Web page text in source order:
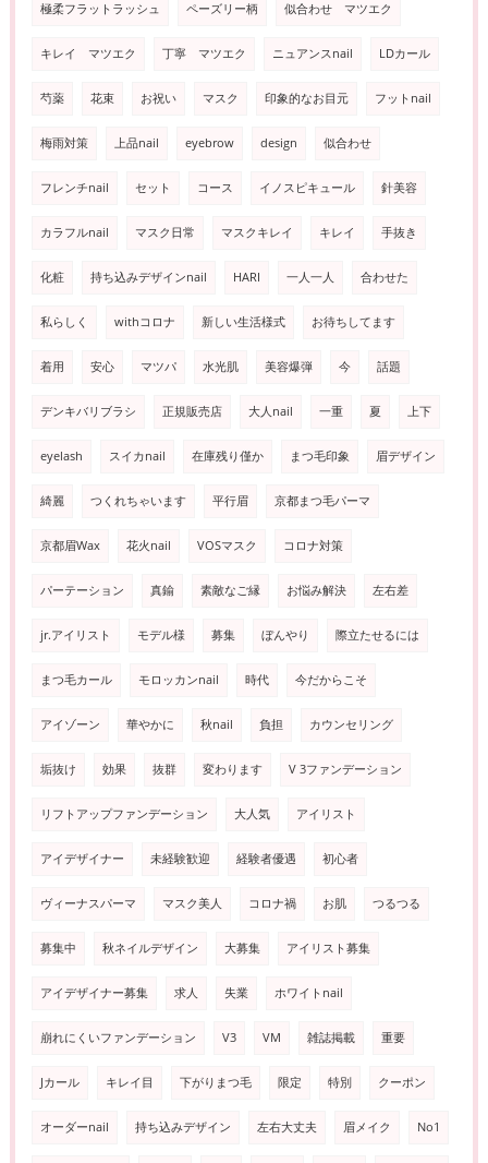
極柔フラットラッシュ ペーズリー柄 似合わせ マツエク
キレイ マツエク 丁寧 マツエク ニュアンスnail LDカール
芍薬 花束 お祝い マスク 印象的なお目元 フットnail
梅雨対策 上品nail eyebrow design 似合わせ
フレンチnail セット コース イノスピキュール 針美容
カラフルnail マスク日常 マスクキレイ キレイ 手抜き
化粧 持ち込みデザインnail HARI 一人一人 合わせた
私らしく withコロナ 新しい生活様式 お待ちしてます
着用 安心 マツパ 水光肌 美容爆弾 今 話題
デンキバリブラシ 正規販売店 大人nail 一重 夏 上下
eyelash スイカnail 在庫残り僅か まつ毛印象 眉デザイン
綺麗 つくれちゃいます 平行眉 京都まつ毛パーマ
京都眉Wax 花火nail VOSマスク コロナ対策
パーテーション 真鍮 素敵なご縁 お悩み解決 左右差
jr.アイリスト モデル様 募集 ぼんやり 際立たせるには
まつ毛カール モロッカンnail 時代 今だからこそ
アイゾーン 華やかに 秋nail 負担 カウンセリング
垢抜け 効果 抜群 変わります V 3ファンデーション
リフトアップファンデーション 大人気 アイリスト
アイデザイナー 未経験歓迎 経験者優遇 初心者
ヴィーナスパーマ マスク美人 コロナ禍 お肌 つるつる
募集中 秋ネイルデザイン 大募集 アイリスト募集
アイデザイナー募集 求人 失業 ホワイトnail
崩れにくいファンデーション V3 VM 雑誌掲載 重要
Jカール キレイ目 下がりまつ毛 限定 特別 クーポン
オーダーnail 持ち込みデザイン 左右大丈夫 眉メイク No1